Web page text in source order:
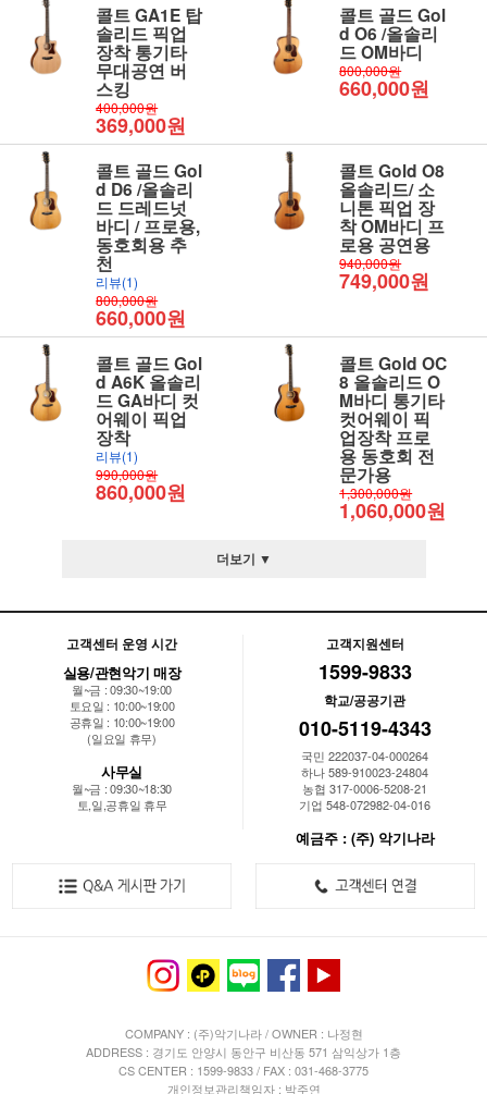
콜트 GA1E 탑
솔리드 픽업
장착 통기타
무대공연 버
스킹
400,000원
369,000원
콜트 골드 Gol
d O6 /올솔리
드 OM바디
800,000원
660,000원
콜트 골드 Gol
d D6 /올솔리
드 드레드넛
바디 / 프로용,
동호회용 추
천
리뷰(1)
800,000원
660,000원
콜트 Gold O8
올솔리드/ 소
니톤 픽업 장
착 OM바디 프
로용 공연용
940,000원
749,000원
콜트 골드 Gol
d A6K 올솔리
드 GA바디 컷
어웨이 픽업
장착
리뷰(1)
990,000원
860,000원
콜트 Gold OC
8 올솔리드 O
M바디 통기타
컷어웨이 픽
업장착 프로
용 동호회 전
문가용
1,300,000원
1,060,000원
더보기 ▼
고객센터 운영 시간
실용/관현악기 매장
월~금 : 09:30~19:00
토요일 : 10:00~19:00
공휴일 : 10:00~19:00
(일요일 휴무)
사무실
월~금 : 09:30~18:30
토,일,공휴일 휴무
고객지원센터
1599-9833
학교/공공기관
010-5119-4343
국민 222037-04-000264
하나 589-910023-24804
농협 317-0006-5208-21
기업 548-072982-04-016
예금주 : (주) 악기나라
COMPANY : (주)악기나라 / OWNER : 나정현
ADDRESS : 경기도 안양시 동안구 비산동 571 삼익상가 1층
CS CENTER : 1599-9833 / FAX : 031-468-3775
개인정보관리책임자 : 박주연